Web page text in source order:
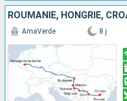
AmaVerde 8 j